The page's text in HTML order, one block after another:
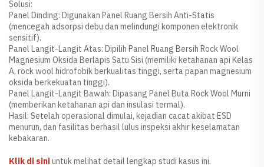
Solusi:
Panel Dinding: Digunakan Panel Ruang Bersih Anti-Statis
(mencegah adsorpsi debu dan melindungi komponen elektronik
sensitif).
Panel Langit-Langit Atas: Dipilih Panel Ruang Bersih Rock Wool
Magnesium Oksida Berlapis Satu Sisi (memiliki ketahanan api Kelas
A, rock wool hidrofobik berkualitas tinggi, serta papan magnesium
oksida berkekuatan tinggi).
Panel Langit-Langit Bawah: Dipasang Panel Buta Rock Wool Murni
(memberikan ketahanan api dan insulasi termal).
Hasil: Setelah operasional dimulai, kejadian cacat akibat ESD
menurun, dan fasilitas berhasil lulus inspeksi akhir keselamatan
kebakaran.
Klik di siniuntuk melihat detail lengkap studi kasus ini.